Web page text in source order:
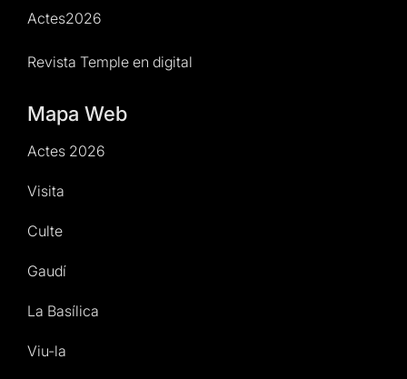
Actes2026
Revista Temple en digital
Mapa Web
Actes 2026
Visita
Culte
Gaudí
La Basílica
Viu-la